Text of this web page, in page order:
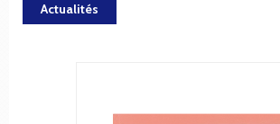
Actualités